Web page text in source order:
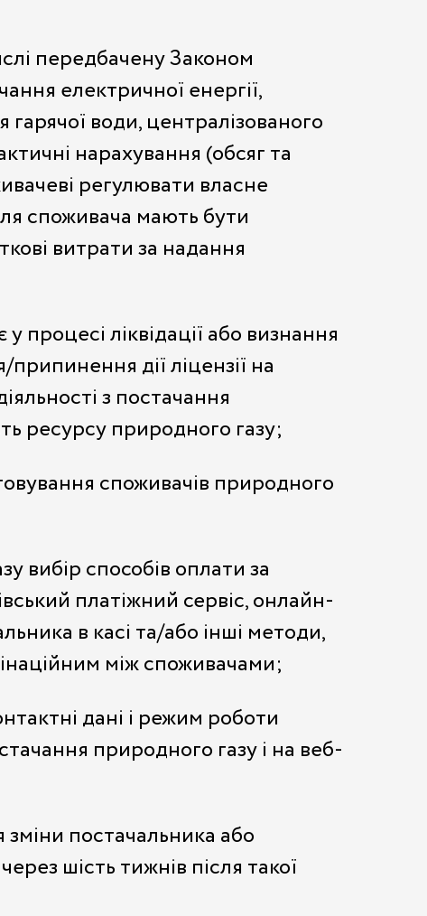
передбачену Законом
електричної енергії,
води, централізованого
нарахування (обсяг та
регулювати власне
споживача мають бути
витрати за надання
ліквідації або визнання
дії ліцензії на
з постачання
ресурсу природного газу;
споживачів природного
вибір способів оплати за
платіжний сервіс, онлайн-
в касі та/або інші методи,
між споживачами;
дані і режим роботи
природного газу і на веб-
постачальника або
шість тижнів після такої